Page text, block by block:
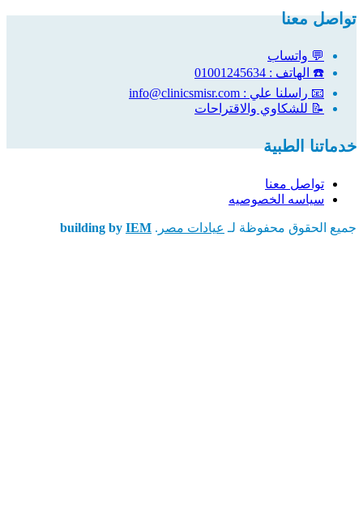
تواصل معنا
💬 واتساب
☎️ الهاتف : 01001245634
📧 راسلنا علي : info@clinicsmisr.com
📝 للشكاوي والاقتراحات
خدماتنا الطبية
تواصل معنا
سياسه الخصوصيه
جميع الحقوق محفوظة لـ عيادات مصر .
building by IEM